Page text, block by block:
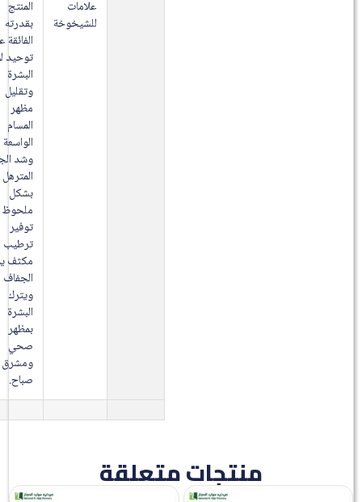
علامات
للشيخوخة
بقدرته
الفائقة على
توحيد لون
وتقليل
الواسعة
وشد الجلد
المترهل
ملحوظ مع
ترطيب
مكثف يمنع
الجفاف
ومشرق كل
منتجات متعلقة